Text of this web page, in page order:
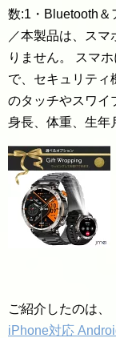
数:1・Bluetooth＆
／本製品は、ス
りません。 スマ
で、セキュリティ
のタッチやスワイ
身長、体重、生年
ご紹介したのは、
iPhone対応